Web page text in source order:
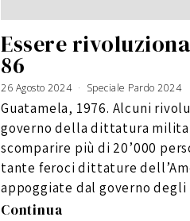
Essere
86
26 Agosto 2024 Speciale Pardo 2024
Guatamela, 1976. Alcuni
governo della dittatura
scomparire più di 20’000
tante feroci dittature
appoggiate dal governo degli
Continua